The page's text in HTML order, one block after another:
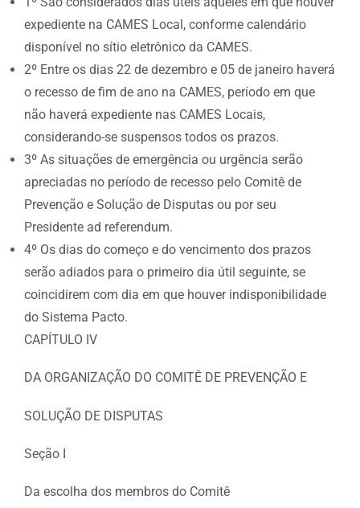
expediente na CAMES Local, conforme calendário
disponível no sítio eletrônico da CAMES.
2º Entre os dias 22 de dezembro e 05 de janeiro haverá
o recesso de fim de ano na CAMES, período em que
não haverá expediente nas CAMES Locais,
considerando-se suspensos todos os prazos.
3º As situações de emergência ou urgência serão
apreciadas no período de recesso pelo Comitê de
Prevenção e Solução de Disputas ou por seu
Presidente ad referendum.
4º Os dias do começo e do vencimento dos prazos
serão adiados para o primeiro dia útil seguinte, se
coincidirem com dia em que houver indisponibilidade
do Sistema Pacto.
CAPÍTULO IV
DA ORGANIZAÇÃO DO COMITÊ DE PREVENÇÃO E
SOLUÇÃO DE DISPUTAS
Seção I
Da escolha dos membros do Comitê